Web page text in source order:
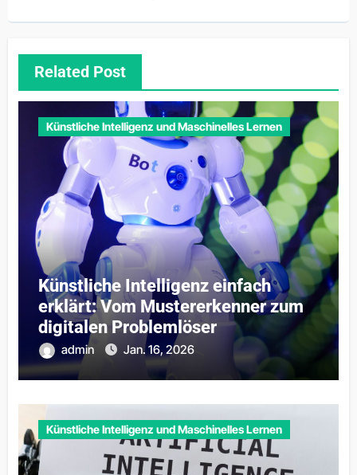
Related Post
Künstliche Intelligenz und Maschinelles Lernen
Künstliche Intelligenz einfach
erklärt: Vom Mustererkenner zum
digitalen Problemlöser
admin Jan. 16, 2026
Künstliche Intelligenz und Maschinelles Lernen